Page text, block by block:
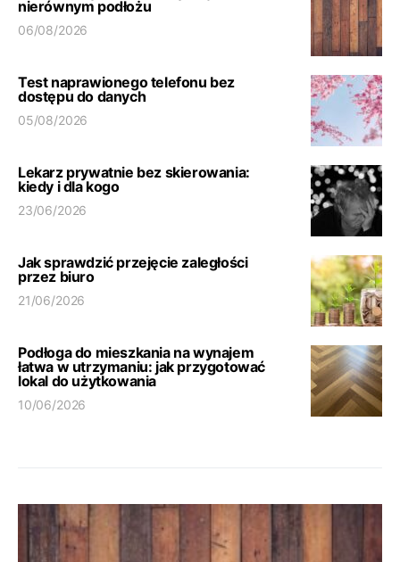
nierównym podłożu
06/08/2026
Test naprawionego telefonu bez
dostępu do danych
05/08/2026
Lekarz prywatnie bez skierowania:
kiedy i dla kogo
23/06/2026
Jak sprawdzić przejęcie zaległości
przez biuro
21/06/2026
Podłoga do mieszkania na wynajem
łatwa w utrzymaniu: jak przygotować
lokal do użytkowania
10/06/2026